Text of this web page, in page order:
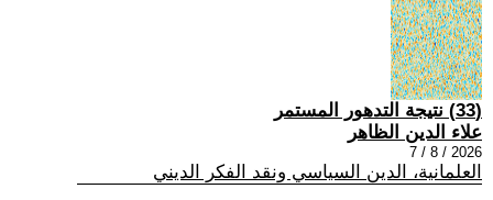
(33) نتيجة التدهور المستمر
علاء الدين الظاهر
2026 / 8 / 7
العلمانية، الدين السياسي ونقد الفكر الديني